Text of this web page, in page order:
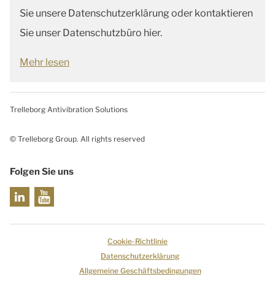
Sie unsere Datenschutzerklärung oder kontaktieren
Sie unser Datenschutzbüro hier.
Mehr lesen
Trelleborg Antivibration Solutions
© Trelleborg Group. All rights reserved
Folgen Sie uns
Cookie-Richtlinie
Datenschutzerklärung
Allgemeine Geschäftsbedingungen